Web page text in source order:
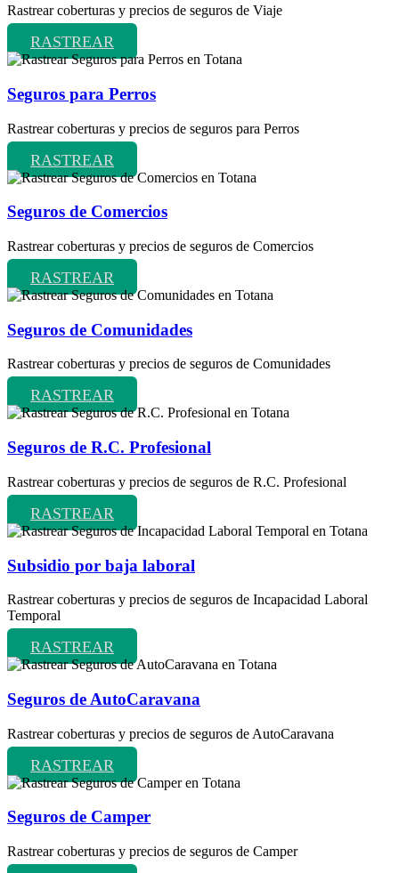
Rastrear coberturas y precios de seguros de Viaje
RASTREAR
Seguros para Perros
Rastrear coberturas y precios de seguros para Perros
RASTREAR
Seguros de Comercios
Rastrear coberturas y precios de seguros de Comercios
RASTREAR
Seguros de Comunidades
Rastrear coberturas y precios de seguros de Comunidades
RASTREAR
Seguros de R.C. Profesional
Rastrear coberturas y precios de seguros de R.C. Profesional
RASTREAR
Subsidio por baja laboral
Rastrear coberturas y precios de seguros de Incapacidad Laboral
Temporal
RASTREAR
Seguros de AutoCaravana
Rastrear coberturas y precios de seguros de AutoCaravana
RASTREAR
Seguros de Camper
Rastrear coberturas y precios de seguros de Camper